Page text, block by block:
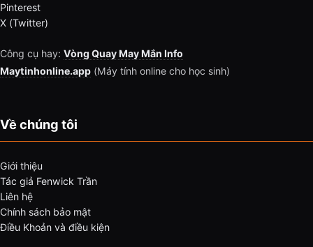
Pinterest
X (Twitter)
Công cụ hay: Vòng Quay May Mắn Info
Maytinhonline.app (Máy tính online cho học sinh)
Về chúng tôi
Giới thiệu
Tác giả Fenwick Trần
Liên hệ
Chính sách bảo mật
Điều Khoản và điều kiện